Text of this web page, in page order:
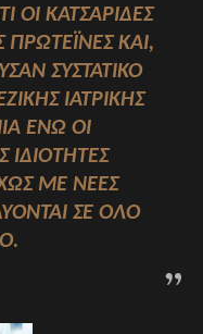
ΟΙ ΚΑΤΣΑΡΊΔΕΣ
ΠΡΩΤΕΪ́ΝΕΣ ΚΑΙ,
ΣΥΣΤΑΤΙΚΌ
ΙΑΤΡΙΚΉΣ
ΕΝΏ ΟΙ
ΙΔΙΌΤΗΤΕΣ
ΜΕ ΝΈΕΣ
ΣΕ ΌΛΟ